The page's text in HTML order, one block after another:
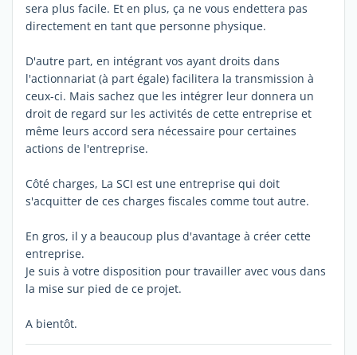
sera plus facile. Et en plus, ça ne vous endettera pas
directement en tant que personne physique.
D'autre part, en intégrant vos ayant droits dans
l'actionnariat (à part égale) facilitera la transmission à
ceux-ci. Mais sachez que les intégrer leur donnera un
droit de regard sur les activités de cette entreprise et
même leurs accord sera nécessaire pour certaines
actions de l'entreprise.
Côté charges, La SCI est une entreprise qui doit
s'acquitter de ces charges fiscales comme tout autre.
En gros, il y a beaucoup plus d'avantage à créer cette
entreprise.
Je suis à votre disposition pour travailler avec vous dans
la mise sur pied de ce projet.
A bientôt.